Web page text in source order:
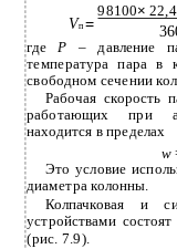
Vп=
98100×22,4
гдеP – давление
температура пара в
свободном сечении
Рабочая скорость
работающих при
находится в пределах
w
Это условие
диаметра колонны.
Колпачковая и
устройствами
(рис. 7.9).